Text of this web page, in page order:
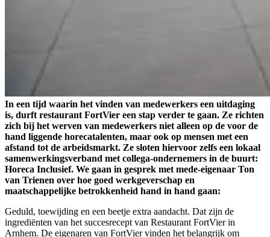
In een tijd waarin het vinden van medewerkers een uitdaging
is, durft restaurant FortVier een stap verder te gaan. Ze richten
zich bij het werven van medewerkers niet alleen op de voor de
hand liggende horecatalenten, maar ook op mensen met een
afstand tot de arbeidsmarkt. Ze sloten hiervoor zelfs een lokaal
samenwerkingsverband met collega-ondernemers in de buurt:
Horeca Inclusief. We gaan in gesprek met mede-eigenaar Ton
van Trienen over hoe goed werkgeverschap en
maatschappelijke betrokkenheid hand in hand gaan:
Geduld, toewijding en een beetje extra aandacht. Dat zijn de
ingrediënten van het succesrecept van Restaurant FortVier in
Arnhem. De eigenaren van FortVier vinden het belangrijk om